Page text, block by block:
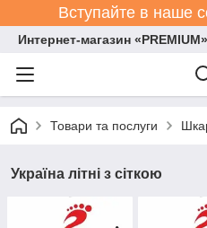
Вступайте в наше
Интернет-магазин «PREMIUM»
Товари та послуги
Україна літні з сіткою